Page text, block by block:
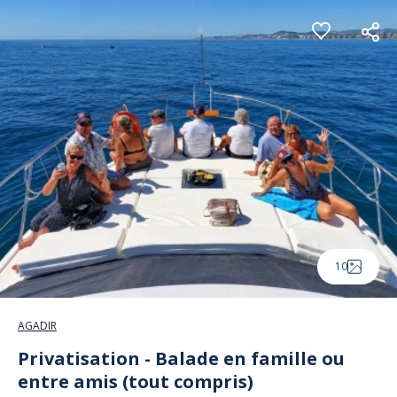
10
AGADIR
Privatisation - Balade en famille ou
entre amis (tout compris)